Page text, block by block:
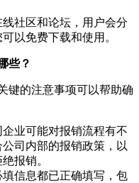
线社区和论坛，用户会分
以免费下载和使用。
些？
键的注意事项可以帮助确
企业可能对报销流程有不
司内部的报销政策，以
报销。
填信息都已正确填写，包